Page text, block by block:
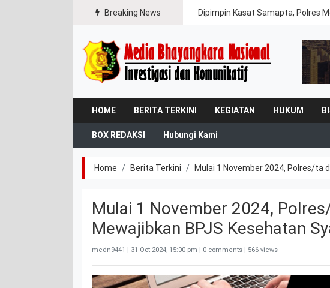
Breaking News Dipimpin Kasat Samapta, Polres
HOME BERITA TERKINI KEGIATAN HUKUM
BOX REDAKSI Hubungi Kami
Home Berita Terkini Mulai 1 November 2024, Polres/ta
Mulai 1 November 2024,
Mewajibkan BPJS Kesehatan
medn9441 | 31 Oct 2024, 15:00 pm | 0 comments | 566 views